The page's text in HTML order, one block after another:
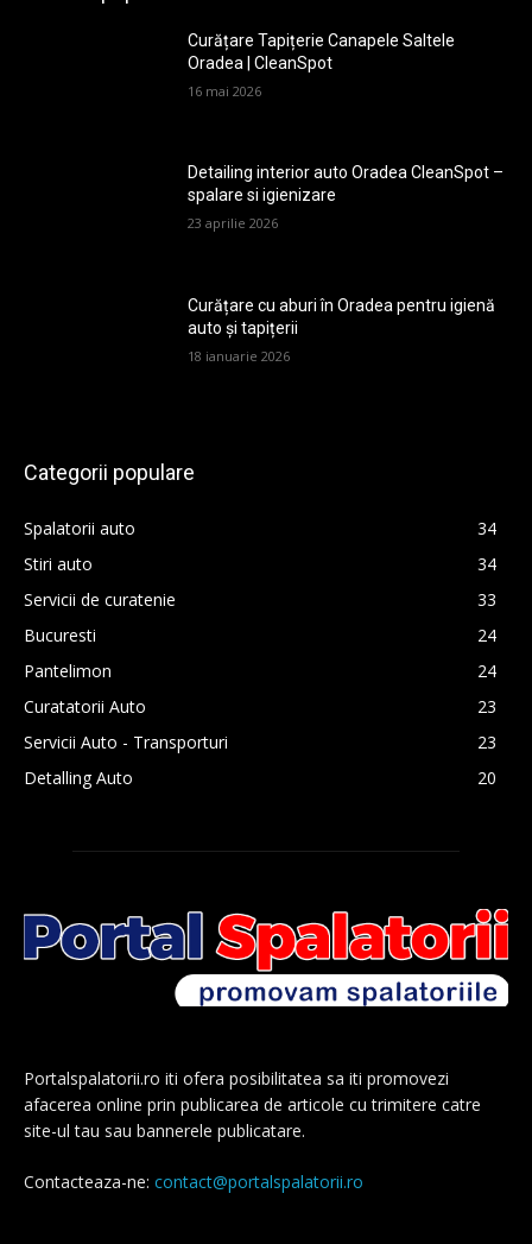
Curățare Tapițerie Canapele Saltele
Oradea | CleanSpot
16 mai 2026
Detailing interior auto Oradea CleanSpot –
spalare si igienizare
23 aprilie 2026
Curățare cu aburi în Oradea pentru igienă
auto și tapițerii
18 ianuarie 2026
Categorii populare
Spalatorii auto
34
Stiri auto
34
Servicii de curatenie
33
Bucuresti
24
Pantelimon
24
Curatatorii Auto
23
Servicii Auto - Transporturi
23
Detalling Auto
20
Portalspalatorii.ro iti ofera posibilitatea sa iti promovezi
afacerea online prin publicarea de articole cu trimitere catre
site-ul tau sau bannerele publicatare.
Contacteaza-ne: contact@portalspalatorii.ro